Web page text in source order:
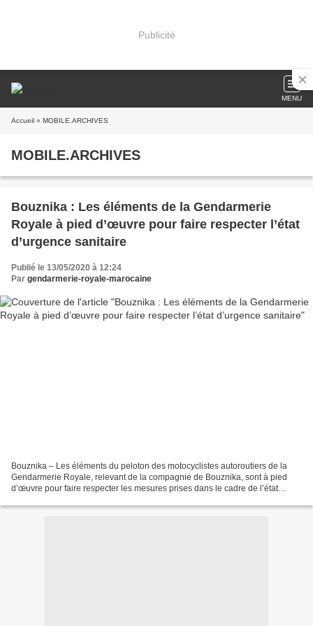
Publicité
MENU
Accueil » MOBILE.ARCHIVES
MOBILE.ARCHIVES
Bouznika : Les éléments de la Gendarmerie
Royale à pied d’œuvre pour faire respecter l’état
d’urgence sanitaire
Publié le 13/05/2020 à 12:24
Par gendarmerie-royale-marocaine
Bouznika – Les éléments du peloton des motocyclistes autoroutiers de la
Gendarmerie Royale, relevant de la compagnie de Bouznika, sont à pied
d’œuvre pour faire respecter les mesures prises dans le cadre de l’état